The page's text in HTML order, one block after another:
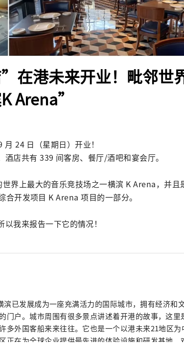
在港未来开业！毗邻世
Arena”
24 日（星期日）开业！
店共有 339 间客房、餐厅/酒吧和宴会厅。
界上最大的音乐竞技场之一横滨 K Arena，并且
开发项目 K Arena 项目的一部分。
我来报告一下它的情况！
滨已发展成为一座充满活力的国际城市，拥有经济和
门户。城市周围有很多景点讲述着开港的故事，这里
多外国客船来来往往。它也是一个以港未来21地区为
正在为全球企业提供最先进的体验设施和研发基地。